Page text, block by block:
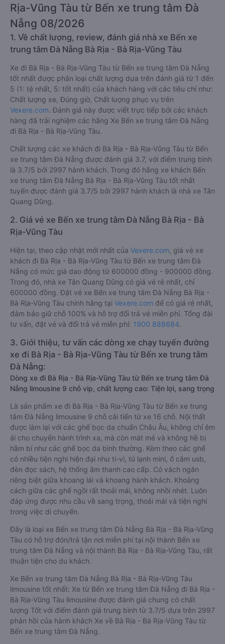
Rịa-Vũng Tàu từ Bến xe trung tâm Đà
Nẵng 08/2026
1. Về chất lượng, review, đánh giá nhà xe Bến xe
trung tâm Đà Nẵng Bà Rịa - Bà Rịa-Vũng Tàu
Xe đi Bà Rịa - Bà Rịa-Vũng Tàu từ Bến xe trung tâm Đà Nẵng
tốt nhất được phân loại chất lượng dựa trên đánh giá từ 1 đến
5 (1: tệ nhất, 5: tốt nhất) của khách hàng với các tiêu chí như:
Chất lượng xe, Đúng giờ, Chất lượng phục vụ trên
Vexere.com. Đánh giá này được viết trực tiếp bởi các khách
hàng đã trải nghiệm các hãng Xe Bến xe trung tâm Đà Nẵng
đi Bà Rịa - Bà Rịa-Vũng Tàu.
Chất lượng các xe khách đi Bà Rịa - Bà Rịa-Vũng Tàu từ Bến
xe trung tâm Đà Nẵng được đánh giá 3.7, với điểm trung bình
là 3.7/5 bởi 2997 hành khách. Trong đó hãng xe khách Bến
xe trung tâm Đà Nẵng Bà Rịa - Bà Rịa-Vũng Tàu tốt nhất
tuyến được đánh giá 3.7/5 bởi 2997 hành khách là nhà xe Tân
Quang Dũng.
2. Giá vé xe Bến xe trung tâm Đà Nẵng Bà Rịa - Bà
Rịa-Vũng Tàu
Hiện tại, theo cập nhật mới nhất của Vexere.com , giá vé xe
khách đi Bà Rịa - Bà Rịa-Vũng Tàu từ Bến xe trung tâm Đà
Nẵng có mức giá dao động từ 600000 đồng - 900000 đồng.
Trong đó, nhà xe Tân Quang Dũng có giá vé rẻ nhất, chỉ
600000 đồng. Đặt vé xe Bến xe trung tâm Đà Nẵng Bà Rịa -
Bà Rịa-Vũng Tàu chính hãng tại Vexere.com để có giá rẻ nhất,
đảm bảo giữ chỗ 100% và hỗ trợ đổi trả vé miễn phí. Tổng đài
tư vấn, đặt vé và đổi trả vé miễn phí: 1900 888684.
3. Giới thiệu, tư vấn các dòng xe chạy tuyến đường
xe đi Bà Rịa - Bà Rịa-Vũng Tàu từ Bến xe trung tâm
Đà Nẵng:
Dòng xe đi Bà Rịa - Bà Rịa-Vũng Tàu từ Bến xe trung tâm Đà
Nẵng limousine 9 chỗ vip, chất lượng cao: Tiện lợi, sang trọng
Là sản phẩm xe đi Bà Rịa - Bà Rịa-Vũng Tàu từ Bến xe trung
tâm Đà Nẵng limousine 9 chỗ cải tiến từ xe 16 chỗ. Nội thất
được làm lại với các ghế bọc da chuẩn Châu Âu, không chỉ êm
ái cho chuyến hành trình xa, mà còn mát mẻ và không hề bị
hầm bí như các ghế bọc da bình thường. Kèm theo các ghế
có nhiều tiện nghi hiện đại như ti-vi, tủ lạnh mini, ổ cắm usb,
đèn đọc sách, hệ thống âm thanh cao cấp. Có vách ngăn
riêng biệt giữa khoang lái và khoang hành khách. Khoảng
cách giữa các ghế ngồi rất thoải mái, không nhồi nhét. Luôn
đáp ứng được nhu cầu về sang trọng, thoải mái và tiện nghi
trong việc di chuyển.
Đây là loại xe Bến xe trung tâm Đà Nẵng Bà Rịa - Bà Rịa-Vũng
Tàu có hỗ trợ đón/trả tận nơi miễn phí tại nội thành Bến xe
trung tâm Đà Nẵng và nội thành Bà Rịa - Bà Rịa-Vũng Tàu, rất
thuận tiện cho du khách.
Xe Bến xe trung tâm Đà Nẵng Bà Rịa - Bà Rịa-Vũng Tàu
limousine tốt nhất: Xe từ Bến xe trung tâm Đà Nẵng đi Bà Rịa -
Bà Rịa-Vũng Tàu limousine được đánh giá chung có chất
lượng Tốt với điểm đánh giá trung bình từ 3.7/5 dựa trên 2997
phản hồi của hành khách Xe về Bà Rịa - Bà Rịa-Vũng Tàu từ
Bến xe trung tâm Đà Nẵng.